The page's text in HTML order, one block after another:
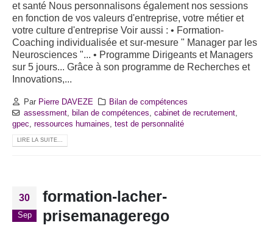
et santé Nous personnalisons également nos sessions
en fonction de vos valeurs d'entreprise, votre métier et
votre culture d'entreprise Voir aussi : • Formation-
Coaching individualisée et sur-mesure " Manager par les
Neurosciences "... • Programme Dirigeants et Managers
sur 5 jours... Grâce à son programme de Recherches et
Innovations,...
Par Pierre DAVEZE
Bilan de compétences
assessment, bilan de compétences cabinet de recrutement,
gpec
ressources humaines test de personnalité
LIRE LA SUITE...
30
Sep
formation-lacher-
prisemanagerego